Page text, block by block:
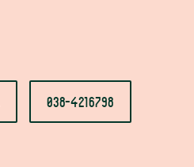
038-4216798